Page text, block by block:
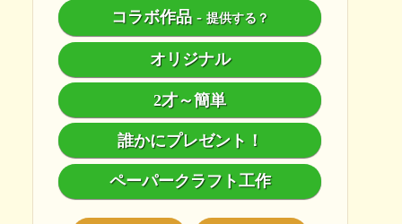
コラボ作品- 提供する？
オリジナル
2才～簡単
誰かにプレゼント！
ペーパークラフト工作